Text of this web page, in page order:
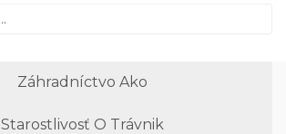
Záhradníctvo Ako
Starostlivosť O Trávnik